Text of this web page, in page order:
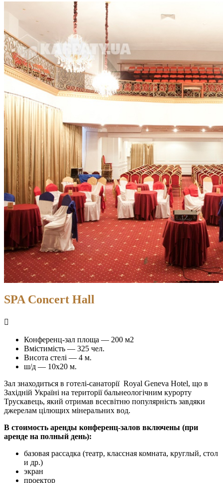
SPA Concert Hall
11.10.2024
by
in
зали
Трускавці
Конференц-зал площа — 200 м2
Вмістимість — 325 чел.
Висота стелі — 4 м.
ш/д — 10х20 м.
Зал знаходиться в готелі-санаторії Royal Geneva Hotel, що в
Західній Україні на території бальнеологічним курорту
Трускавець, який отримав всесвітню популярність завдяки
джерелам цілющих мінеральних вод.
В стоимость аренды конференц-залов включены (при
аренде на полный день):
базовая рассадка (театр, классная комната, круглый, стол
и др.)
экран
проектор